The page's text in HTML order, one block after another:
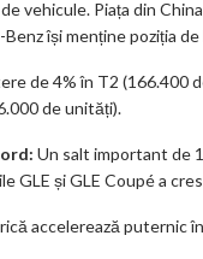
vehicule. Piața din
își menține poziția
de 4% în T2 (166.400
de unități).
Un salt important de
GLE și GLE Coupé a
accelerează puternic